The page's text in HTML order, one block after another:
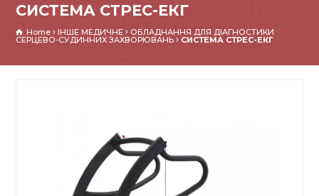
СИСТЕМА СТРЕС-ЕКГ
Home ІНШЕ МЕДИЧНЕ ОБЛАДНАННЯ ДЛЯ ДІАГНОСТИКИ
СЕРЦЕВО-СУДИННИХ ЗАХВОРЮВАНЬ СИСТЕМА СТРЕС-ЕКГ